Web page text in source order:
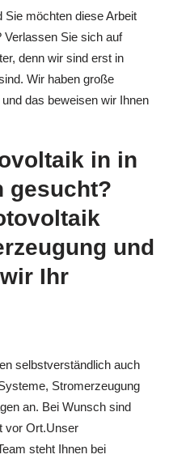
Sie möchten diese Arbeit
Sie sich auf
denn wir sind erst in
Wir haben große
das beweisen wir Ihnen
in in
gesucht?
und
Ihr
selbstverständlich auch
Stromerzeugung
an. Bei Wunsch sind
vor Ort.Unser
steht Ihnen bei